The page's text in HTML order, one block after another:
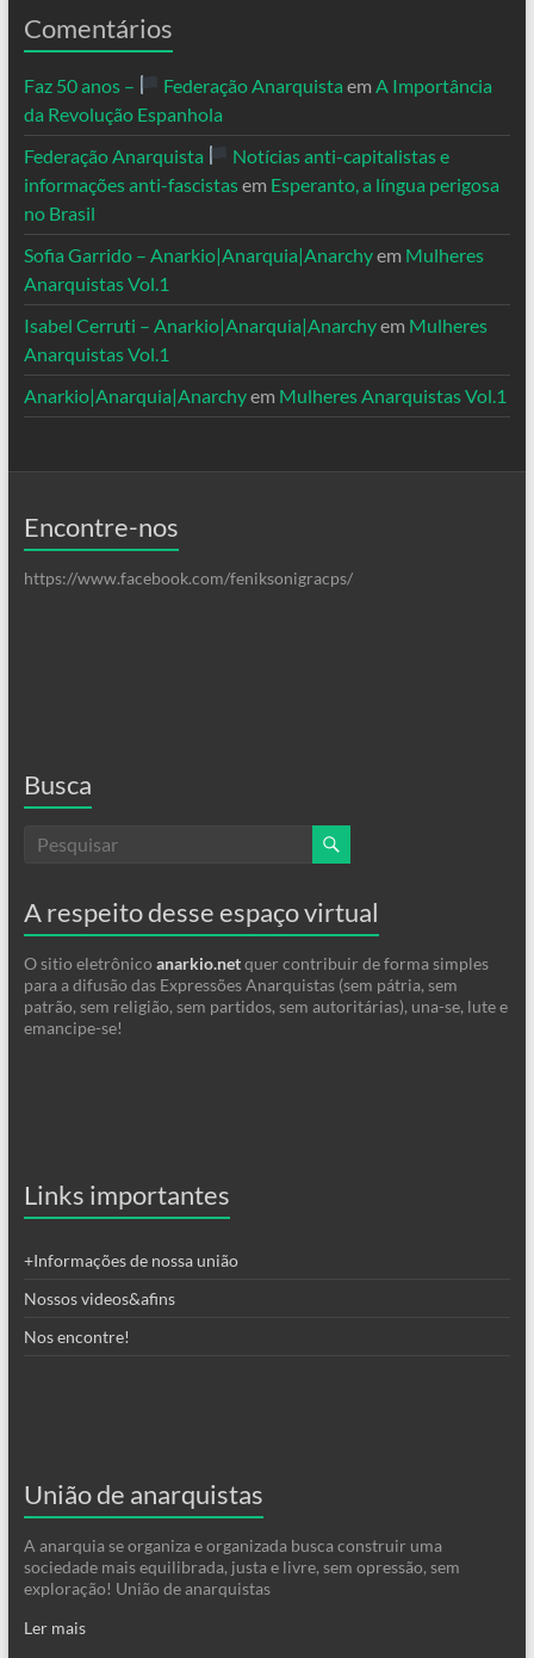
Comentários
Faz 50 anos – Federação Anarquista em A Importância
da Revolução Espanhola
Federação Anarquista
Notícias anti-capitalistas e
informações anti-fascistasem Esperanto, a língua perigosa
no Brasil
Sofia Garrido – Anarkio|Anarquia|Anarchyem Mulheres
Anarquistas Vol.1
Isabel Cerruti – Anarkio|Anarquia|Anarchyem Mulheres
Anarquistas Vol.1
Anarkio|Anarquia|Anarchyem Mulheres Anarquistas Vol.1
Encontre-nos
https://www.facebook.com/feniksonigracps/
Busca
A respeito desse espaço virtual
O sitio eletrônico anarkio.netquer contribuir de forma simples
para a difusão das Expressões Anarquistas (sem pátria, sem
patrão, sem religião, sem partidos, sem autoritárias), una-se, lute e
emancipe-se!
Links importantes
+Informações de nossa união
Nossos videos&afins
Nos encontre!
União de anarquistas
A anarquia se organiza e organizada busca construir uma
sociedade mais equilibrada, justa e livre, sem opressão, sem
exploração! União de anarquistas
Ler mais